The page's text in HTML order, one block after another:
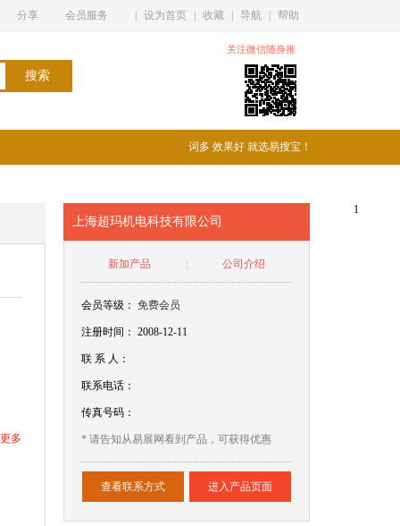
分享 会员服务 设为首页 收藏 导航 帮助
关注微信随身推
词多 效果好 就选易搜宝！
更多
上海超玛机电科技有限公司
新加产品 公司介绍
会员等级：免费会员
注册时间： 2008-12-11
联 系 人：
联系电话：
传真号码：
* 请告知从易展网看到产品，可获得优惠
查看联系方式 进入产品页面
1